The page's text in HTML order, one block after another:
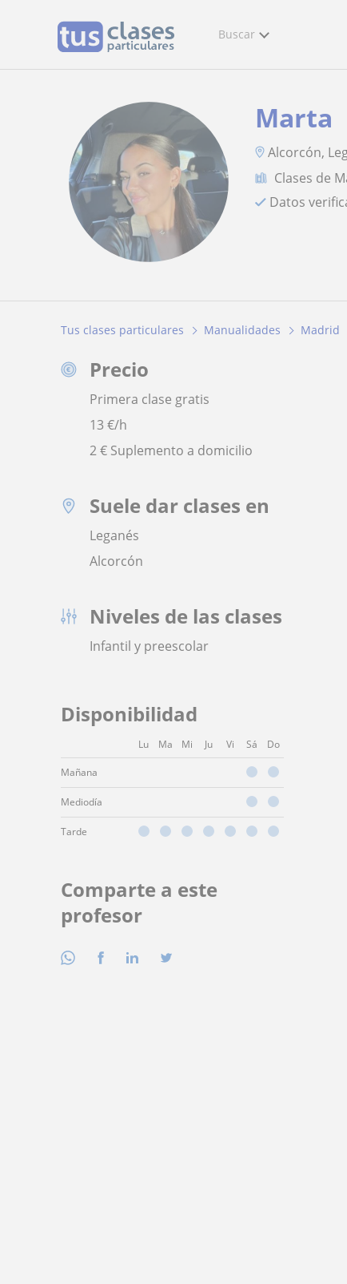
Buscar
Marta
Alcorcón,
Clases de
Datos
Tus clases particulares Manualidades Madrid
Precio
Primera clase gratis
13 €/h
2 € Suplemento a domicilio
Suele dar clases en
Leganés
Alcorcón
Niveles de las clases
Infantil y preescolar
Disponibilidad
Lu Ma Mi Ju Vi Sá Do
Mañana
Mediodía
Tarde
Comparte a este
profesor